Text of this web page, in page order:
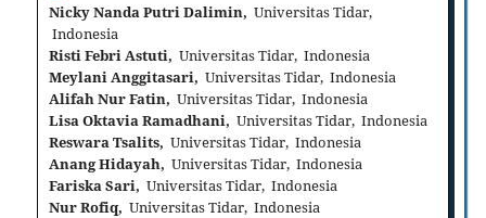
Nicky Nanda Putri Dalimin, Universitas Tidar,
Indonesia
Risti Febri Astuti, Universitas Tidar, Indonesia
Meylani Anggitasari, Universitas Tidar, Indonesia
Alifah Nur Fatin, Universitas Tidar, Indonesia
Lisa Oktavia Ramadhani, Universitas Tidar, Indonesia
Reswara Tsalits, Universitas Tidar, Indonesia
Anang Hidayah, Universitas Tidar, Indonesia
Fariska Sari, Universitas Tidar, Indonesia
Nur Rofiq, Universitas Tidar, Indonesia